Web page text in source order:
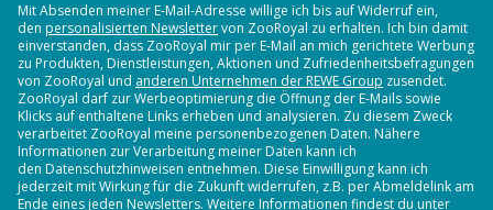
Mit Absenden meiner E-Mail-Adresse willige ich bis auf Widerruf ein,
den personalisierten Newslettervon ZooRoyal zu erhalten. Ich bin damit
einverstanden, dass ZooRoyal mir per E-Mail an mich gerichtete Werbung
zu Produkten, Dienstleistungen, Aktionen und Zufriedenheitsbefragungen
von ZooRoyal und anderen Unternehmen der REWE Group zusendet.
ZooRoyal darf zur Werbeoptimierung die Öffnung der E-Mails sowie
Klicks auf enthaltene Links erheben und analysieren. Zu diesem Zweck
verarbeitet ZooRoyal meine personenbezogenen Daten. Nähere
Informationen zur Verarbeitung meiner Daten kann ich
den Datenschutzhinweisen entnehmen. Diese Einwilligung kann ich
jederzeit mit Wirkung für die Zukunft widerrufen, z.B. per Abmeldelink am
Ende eines jeden Newsletters. Weitere Informationen findest du unter